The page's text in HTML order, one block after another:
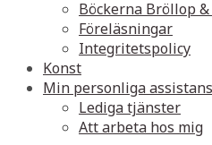
Böckerna Bröllop &
Föreläsningar
Integritetspolicy
Konst
Min personliga assistans
Lediga tjänster
Att arbeta hos mig